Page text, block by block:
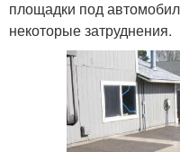
площадки под
некоторые затруднения.